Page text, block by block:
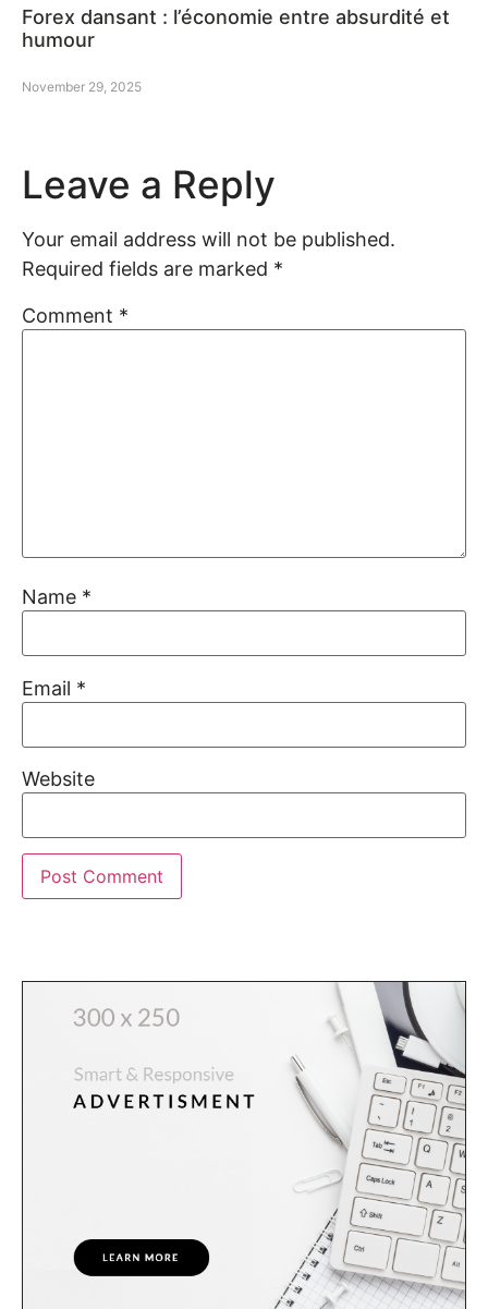
Forex dansant : l’économie entre absurdité et
humour
November 29, 2025
Leave a Reply
Your email address will not be published.
Required fields are marked *
Comment *
Name *
Email *
Website